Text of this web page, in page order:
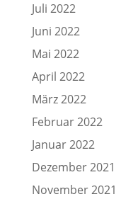
Juli 2022
Juni 2022
Mai 2022
April 2022
März 2022
Februar 2022
Januar 2022
Dezember 2021
November 2021